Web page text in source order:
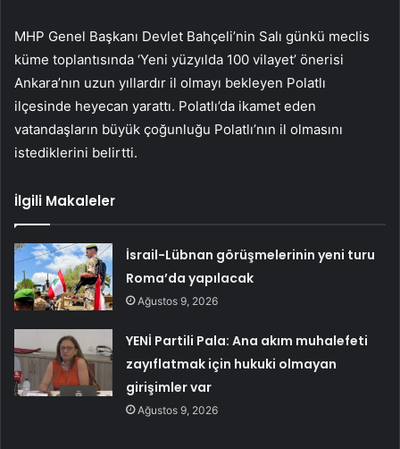
MHP Genel Başkanı Devlet Bahçeli’nin Salı günkü meclis
küme toplantısında ‘Yeni yüzyılda 100 vilayet’ önerisi
Ankara’nın uzun yıllardır il olmayı bekleyen Polatlı
ilçesinde heyecan yarattı. Polatlı’da ikamet eden
vatandaşların büyük çoğunluğu Polatlı’nın il olmasını
istediklerini belirtti.
İlgili Makaleler
İsrail-Lübnan görüşmelerinin yeni turu
Roma’da yapılacak
Ağustos 9, 2026
YENİ Partili Pala: Ana akım muhalefeti
zayıflatmak için hukuki olmayan
girişimler var
Ağustos 9, 2026